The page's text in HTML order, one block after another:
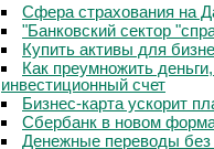
Сфера страхования на
"Банковский сектор
Купить активы для
Как преумножить
инвестиционный счет
Бизнес-карта ускорит
Сбербанк в новом
Денежные переводы без